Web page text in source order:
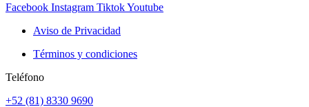
Facebook Instagram TiktokYoutube
Aviso de Privacidad
Términos y condiciones
Teléfono
+52 (81) 8330 9690